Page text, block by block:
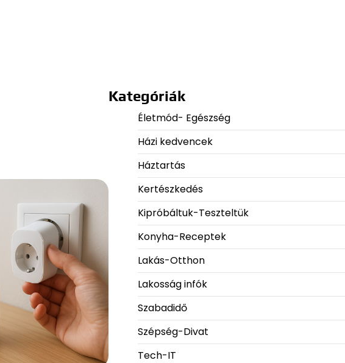
Kategóriák
Életmód- Egészség
Házi kedvencek
Háztartás
Kertészkedés
Kipróbáltuk-Teszteltük
Konyha-Receptek
Lakás-Otthon
Lakosság infók
Szabadidő
Szépség-Divat
Tech-IT